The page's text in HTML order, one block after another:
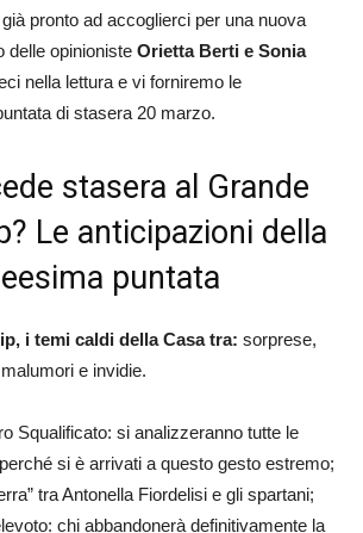
pronto ad accoglierci per una nuova
delle opinioniste Orietta Berti e Sonia
nella lettura e vi forniremo le
di stasera 20 marzo.
stasera al Grande
Le anticipazioni della
puntata
i temi caldi della Casa tra: sorprese,
e invidie.
Squalificato: si analizzeranno tutte le
si è arrivati a questo gesto estremo;
tra Antonella Fiordelisi e gli spartani;
chi abbandonerà definitivamente la